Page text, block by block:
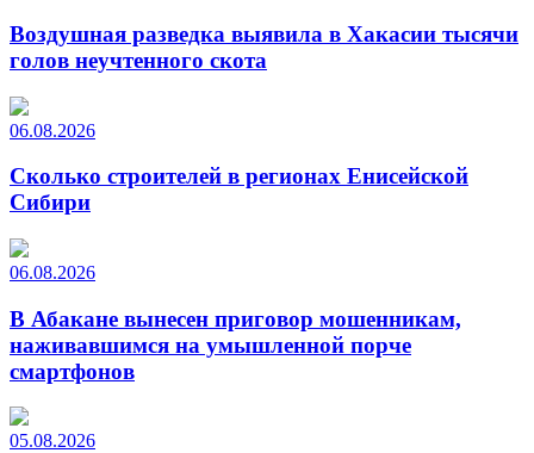
Воздушная разведка выявила в Хакасии тысячи
голов неучтенного скота
06.08.2026
Сколько строителей в регионах Енисейской
Сибири
06.08.2026
В Абакане вынесен приговор мошенникам,
наживавшимся на умышленной порче
смартфонов
05.08.2026